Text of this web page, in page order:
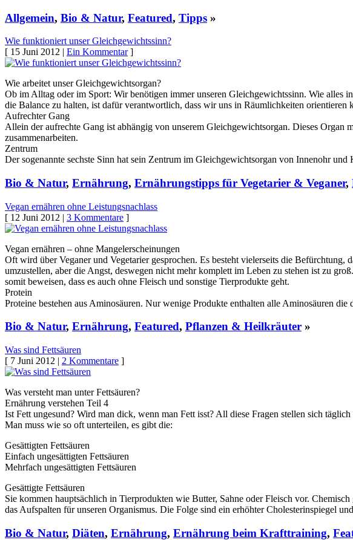
Allgemein, Bio & Natur, Featured, Tipps »
Wie funktioniert unser Gleichgewichtssinn?
[ 15 Juni 2012 | Ein Kommentar]
Wie arbeitet unser Gleichgewichtsorgan?
Ob im Alltag oder im Sport: Wir benötigen immer unseren Gleichgewichtssinn. Wie alles
die Balance zu halten, ist dafür verantwortlich, dass wir uns in Räumlichkeiten orientieren
Aufrechter Gang
Allein der aufrechte Gang ist abhängig von unserem Gleichgewichtsorgan. Dieses Organ
zusammenarbeiten.
Zentrum
Der sogenannte sechste Sinn hat sein Zentrum im Gleichgewichtsorgan von Innenohr
Bio & Natur, Ernährung, Ernährungstipps für Vegetarier & Veganer,
Vegan ernähren ohne Leistungsnachlass
[ 12 Juni 2012 | 3 Kommentare ]
Vegan ernähren – ohne Mangelerscheinungen
Oft wird über Veganer und Vegetarier gesprochen. Es besteht vielerseits die
umzustellen, aber die Angst, deswegen nicht mehr komplett im Leben zu stehen ist zu
somit beweisen, dass es auch ohne Fleisch und sonstige Tierprodukte geht.
Protein
Proteine bestehen aus Aminosäuren. Nur wenige Produkte enthalten alle Aminosäuren
Bio & Natur, Ernährung, Featured, Pflanzen & Heilkräuter »
Was sind Fettsäuren
[ 7 Juni 2012 | 2 Kommentare ]
Was versteht man unter Fettsäuren?
Ernährung verstehen Teil 4
Ist Fett ungesund? Wird man dick, wenn man Fett isst? All diese Fragen stellen sich
Man muss wie so oft unterteilen, es gibt die:
Gesättigten Fettsäuren
Einfach ungesättigten Fettsäuren
Mehrfach ungesättigten Fettsäuren
Gesättigte Fettsäuren
Sie kommen hauptsächlich in Tierprodukten wie Butter, Sahne oder Fleisch vor.
das Aufspalten für unseren Organismus. Die Folge sind ein erhöhter Cholesterinspiegel
Bio & Natur, Diäten, Ernährung, Ernährung beim Krafttraining,